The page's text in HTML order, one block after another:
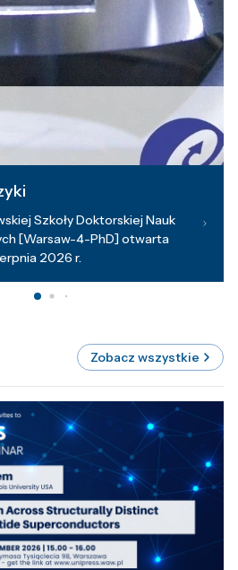
Szkoły Doktorskiej Nauk
[Warsaw-4-PhD] otwarta
2026 r.
Zobacz wszystkie